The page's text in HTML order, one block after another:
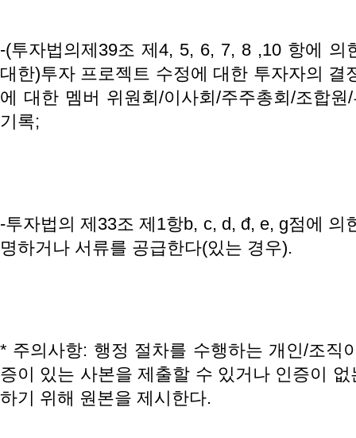
-(투자법의제39조 제4, 5, 6, 7, 8 ,10 항에 의
대한)투자 프로젝트 수정에 대한 투자자의 결
에 대한 멤버 위원회/이사회/주주총회/조합
기록;
-투자법의 제33조 제1항b, c, d, đ, e, g점에 의
명하거나 서류를 공급한다(있는 경우).
* 주의사항: 행정 절차를 수행하는 개인/조직
증이 있는 사본을 제출할 수 있거나 인증이
하기 위해 원본을 제시한다.